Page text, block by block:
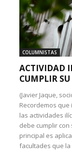
COLUMNISTAS
ACTIVIDAD
CUMPLIR
(Javier Jaque,
Recordemos
las actividades
debe cumplir
principal es
facultades que la